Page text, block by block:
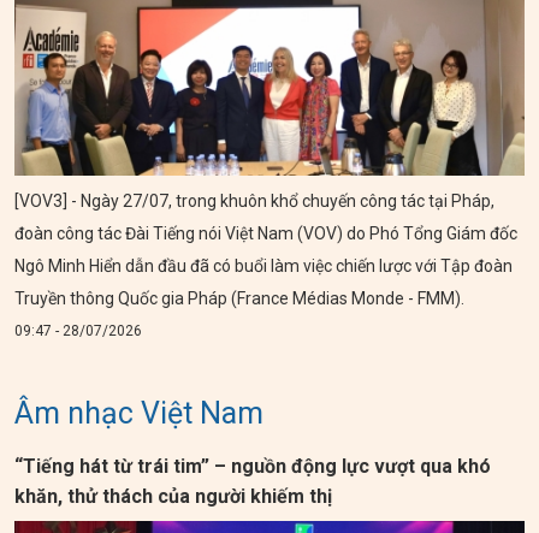
[VOV3] - Ngày 27/07, trong khuôn khổ chuyến công tác tại Pháp,
đoàn công tác Đài Tiếng nói Việt Nam (VOV) do Phó Tổng Giám đốc
Ngô Minh Hiển dẫn đầu đã có buổi làm việc chiến lược với Tập đoàn
Truyền thông Quốc gia Pháp (France Médias Monde - FMM).
09:47 - 28/07/2026
Âm nhạc Việt Nam
“Tiếng hát từ trái tim” – nguồn động lực vượt qua khó
khăn, thử thách của người khiếm thị